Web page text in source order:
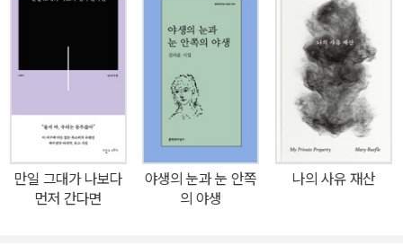
랑하여 읽을 수 있는 작가가 있다는 것은 축복이다. 눈물 닦고, 눈곱
떼고, 머리 빗고, 목소리를 가다듬은 뒤 생을 이야기하는 작가는 근사
할 순 있지만 사랑하고 싶어지진 않는다. ― 박연준, 시인 《가장 별난
것》은 메리 루플이 시인이 되고 나서 30여 년 만에 펴낸 첫 산문집이
다. 그는 시인으로 살았던 오랜 기간 산문을 종종 쓰긴 했으나 이 책을
내기 전까지는 그것을 모아 출판할 생각을 하지 못했다고 한다. 아마
도 그 글들은 차라리 산문시에 가까웠을 테니까. 루플은 자신이 산문
을 쓸 때와 시를 쓸 때의 태도가 전혀 다르다고 말한 바 있지만, 그의
만일 그대가 나보다
먼저 간다면
야생의 눈과 눈 안쪽
의 야생
나의 사유 재산